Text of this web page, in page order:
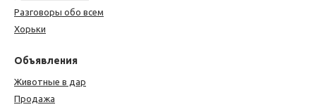
Разговоры обо всем
Хорьки
Объявления
Животные в дар
Продажа